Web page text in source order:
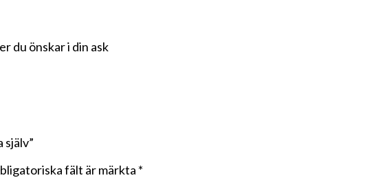
du önskar i din ask
själv”
fält är märkta *